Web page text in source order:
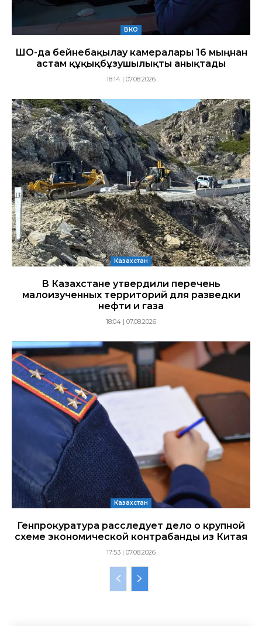
ВКО
ШҚО-да бейнебақылау камералары 16 мыңнан
астам құқықбұзушылықты анықтады
18:14 | 07.08.2026
Казахстан
В Казахстане утвердили перечень
малоизученных территорий для разведки
нефти и газа
18:04 | 07.08.2026
Казахстан
Генпрокуратура расследует дело о крупной
схеме экономической контрабанды из Китая
17:53 | 07.08.2026